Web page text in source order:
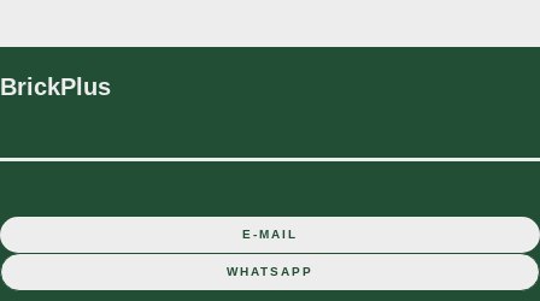
BrickPlus
E-MAIL
WHATSAPP